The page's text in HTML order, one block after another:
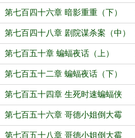
第七百四十六章 暗影重重（下）
第七百四十八章 剧院谋杀案（中）
第七百五十章 蝙蝠夜话（上）
第七百五十二章 蝙蝠夜话（下）
第七百五十四章 生死时速蝙蝠侠
（中）
第七百五十六章 哥德小姐倒大霉
（上）
第七百五十八章 哥德小姐倒大霉